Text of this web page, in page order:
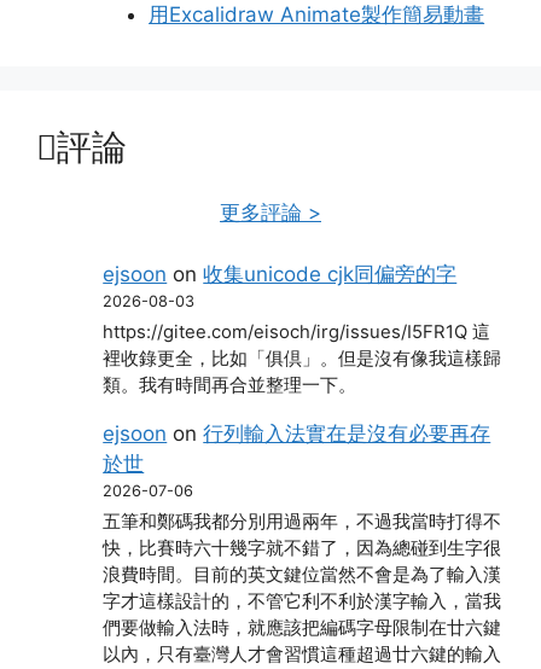
用Excalidraw Animate製作簡易動畫
評論
更多評論 >
ejsoon on收集unicode cjk同偏旁的字
2026-08-03
https://gitee.com/eisoch/irg/issues/I5FR1Q 這
裡收錄更全，比如「俱倶」。但是沒有像我這樣歸
類。我有時間再合並整理一下。
ejsoon on行列輸入法實在是沒有必要再存
於世
2026-07-06
五筆和鄭碼我都分別用過兩年，不過我當時打得不
快，比賽時六十幾字就不錯了，因為總碰到生字很
浪費時間。目前的英文鍵位當然不會是為了輸入漢
字才這樣設計的，不管它利不利於漢字輸入，當我
們要做輸入法時，就應該把編碼字母限制在廿六鍵
以內，只有臺灣人才會習慣這種超過廿六鍵的輸入